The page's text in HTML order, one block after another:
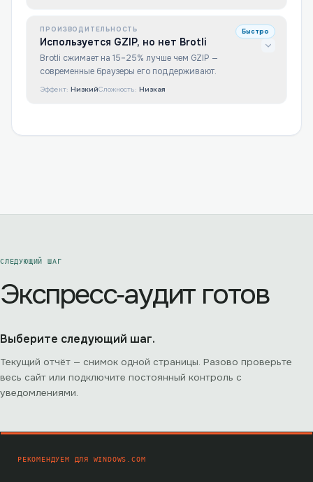
ПРОИЗВОДИТЕЛЬНОСТЬ
Используется GZIP, но нет Brotli
Brotli сжимает на 15–25% лучше чем GZIP —
современные браузеры его поддерживают.
Быстро
Эффект: НизкийСложность: Низкая
СЛЕДУЮЩИЙ ШАГ
Экспресс‑аудит готов
Выберите следующий шаг.
Текущий отчёт — снимок одной страницы. Разово проверьте
весь сайт или подключите постоянный контроль с
уведомлениями.
РЕКОМЕНДУЕМ ДЛЯ WINDOWS.COM